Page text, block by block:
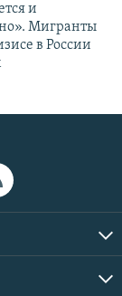
и
Мигранты
в России